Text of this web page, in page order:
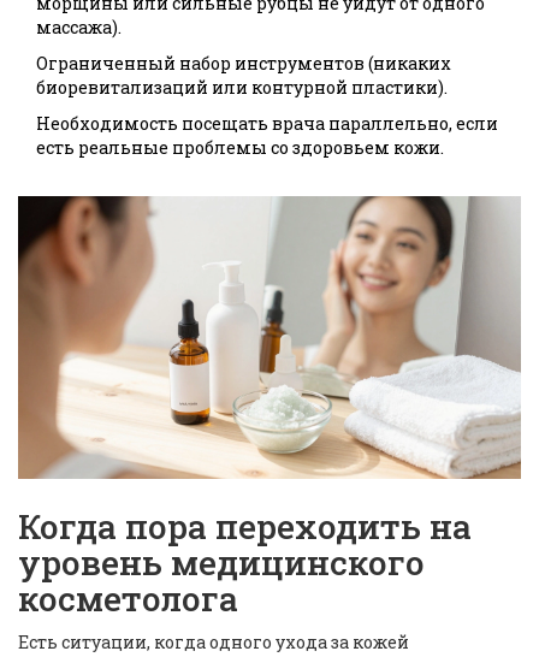
массажа).
Ограниченный набор инструментов (никаких
биоревитализаций или контурной пластики).
Необходимость посещать врача параллельно, если
есть реальные проблемы со здоровьем кожи.
Когда пора переходить на
уровень медицинского
косметолога
Есть ситуации, когда одного ухода за кожей